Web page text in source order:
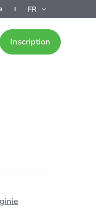
FR
Inscription